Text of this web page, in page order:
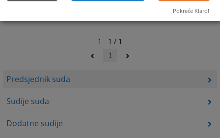
Predsjednik suda
Sudije suda
Dodatne sudije
1 - 1 / 1
1
Pokreće Klaro!